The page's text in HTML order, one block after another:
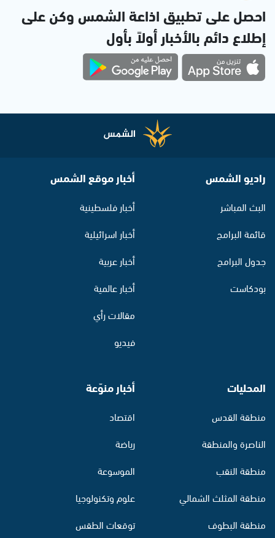
احصل على تطبيق اذاعة الشمس وكن على
إطلاع دائم بالأخبار أولاً بأول
راديو الشمس
البث المباشر
قائمة البرامج
جدول البرامج
بودكاست
أخبار موقع الشمس
أخبار فلسطينية
أخبار اسرائيلية
أخبار عربية
أخبار عالمية
مقالات رأي
فيديو
المحليات
منطقة القدس
الناصرة والمنطقة
منطقة النقب
منطقة المثلث الشمالي
منطقة البطوف
أخبار منوّعة
اقتصاد
رياضة
الموسوعة
علوم وتكنولوجيا
توقعات الطقس